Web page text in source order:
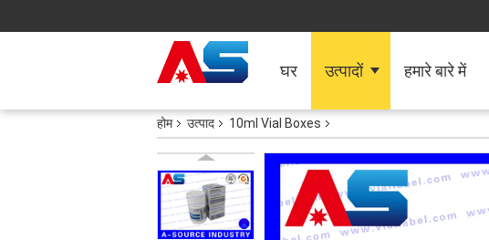
घर उत्पादों हमारे बारे में
होम उत्पाद 10ml Vial Boxes